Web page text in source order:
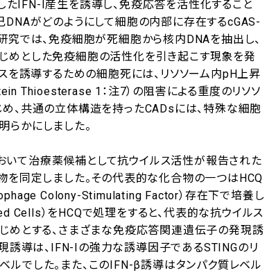
IFN-I産生を誘導し、免疫応答を活性化すること
DNAがどのようにして細胞の内部に存在するcGAS-
では、免疫細胞が死細胞から核内DNAを抽出し、
めとした免疫細胞の活性化を引き起こす現象を発
スを誘導するための細胞死には、リソソーム内pH上昇
Thioesterase 1：注7）の阻害による重度のリソソ
、共通の立体構造を持ったCADsには、特殊な細胞
らかにしました。
いて治療薬候補として抗ウイルス活性が報告された
同定しました。その代表的な化合物の一つはHCQ
Colony-Stimulating Factor）存在下で培養し
）をHCQで処理をすると、代表的な抗ウイルス
めとする、さまざまな免疫応答関連遺伝子の発現誘
誘導は、IFN-Iの強力な誘導因子であるSTINGのリ
ルでした。また、このIFN-β誘導はタンパク質レベル